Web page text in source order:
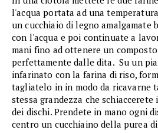
l'acqua portata ad una
un cucchiaio di legno amalgamate
con l'acqua e poi continuate a
mani fino ad ottenere un
perfettamente dalle dita. Su un
infarinato con la farina di riso,
tagliatelo in in modo da ricavarne
stessa grandezza che
dei dischi. Prendete in mano ogni
centro un cucchiaino della purea